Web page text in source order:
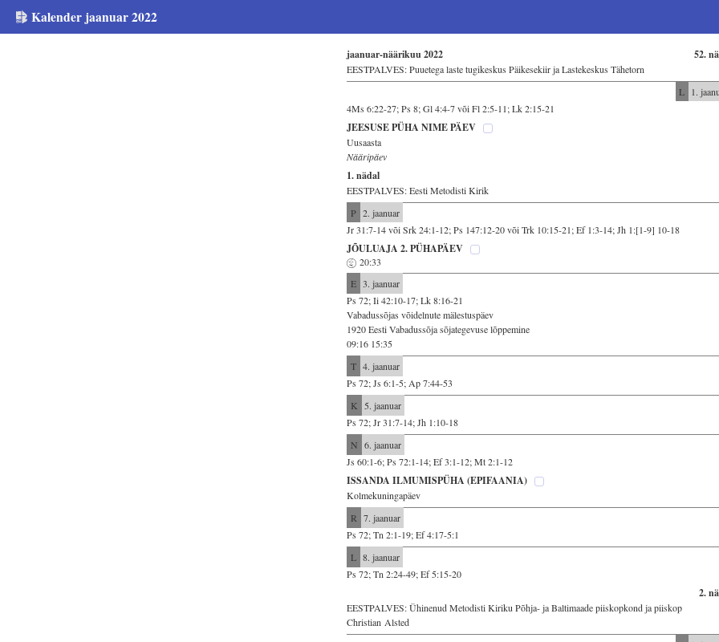
Kalender jaanuar 2022
52.
jaanuar-näärikuu 2022
EESTPALVES: Puuetega laste tugikeskus Päikesekiir ja Lastekeskus Tähetorn
L
1.
4Ms 6:22-27; Ps 8; Gl 4:4-7 või Fl 2:5-11; Lk 2:15-21
JEESUSE PÜHA NIME PÄEV
Uusaasta
Nääripäev
1. nädal
EESTPALVES: Eesti Metodisti Kirik
P 2. jaanuar
Jr 31:7-14 või Srk 24:1-12; Ps 147:12-20 või Trk 10:15-21; Ef 1:3-14; Jh 1:[1-9] 10-18
JÕULUAJA 2. PÜHAPÄEV
20:33
E 3. jaanuar
Ps 72; Ii 42:10-17; Lk 8:16-21
Vabadussõjas võidelnute mälestuspäev
1920 Eesti Vabadussõja sõjategevuse lõppemine
09:16 15:35
T 4. jaanuar
Ps 72; Js 6:1-5; Ap 7:44-53
K
5. jaanuar
Ps 72; Jr 31:7-14; Jh 1:10-18
N 6. jaanuar
Js 60:1-6; Ps 72:1-14; Ef 3:1-12; Mt 2:1-12
ISSANDA ILMUMISPÜHA (EPIFAANIA)
Kolmekuningapäev
R 7. jaanuar
Ps 72; Tn 2:1-19; Ef 4:17-5:1
L 8. jaanuar
Ps 72; Tn 2:24-49; Ef 5:15-20
2.
EESTPALVES: Ühinenud Metodisti Kiriku Põhja- ja Baltimaade piiskopkond ja piiskop
Christian Alsted